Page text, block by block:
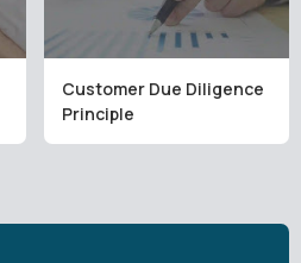
Customer Due Diligence
Principle